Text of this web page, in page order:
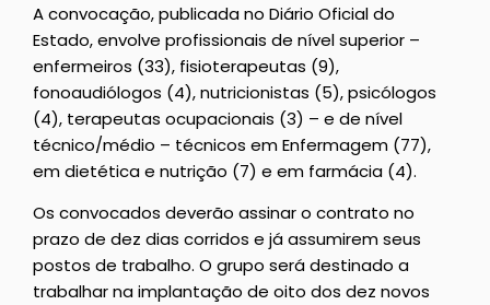
A convocação, publicada no Diário Oficial do
Estado, envolve profissionais de nível superior –
enfermeiros (33), fisioterapeutas (9),
fonoaudiólogos (4), nutricionistas (5), psicólogos
(4), terapeutas ocupacionais (3) – e de nível
técnico/médio – técnicos em Enfermagem (77),
em dietética e nutrição (7) e em farmácia (4).
Os convocados deverão assinar o contrato no
prazo de dez dias corridos e já assumirem seus
postos de trabalho. O grupo será destinado a
trabalhar na implantação de oito dos dez novos